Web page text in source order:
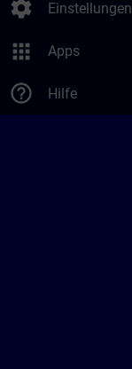
settings Einstellungen
apps Apps
help_outline Hilfe